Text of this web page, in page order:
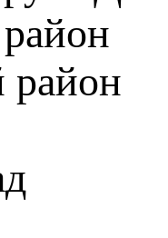
район